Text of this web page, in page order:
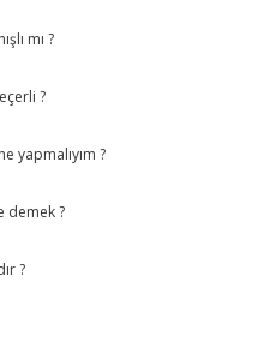
mı ?
?
yapmalıyım ?
demek ?
?